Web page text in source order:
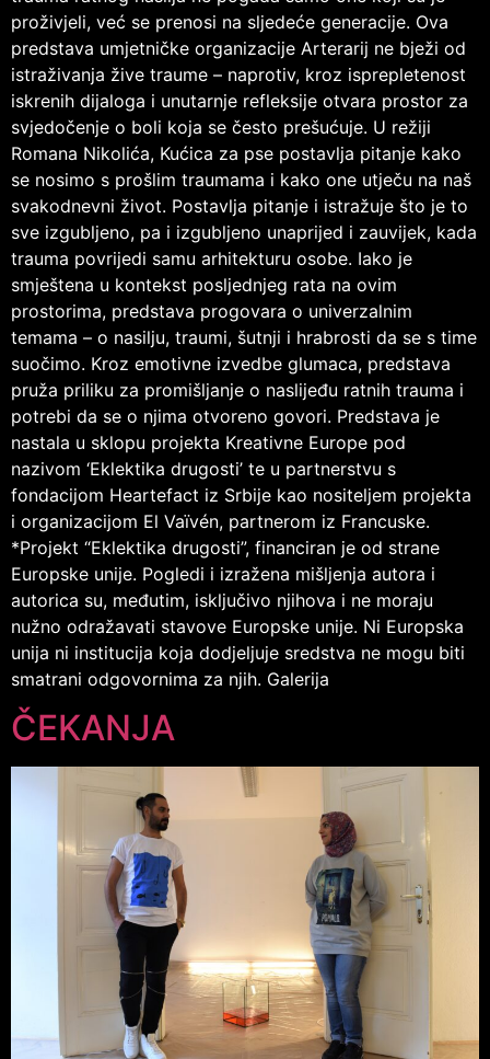
proživjeli, već se prenosi na sljedeće generacije. Ova
predstava umjetničke organizacije Arterarij ne bježi od
istraživanja žive traume – naprotiv, kroz isprepletenost
iskrenih dijaloga i unutarnje refleksije otvara prostor za
svjedočenje o boli koja se često prešućuje. U režiji
Romana Nikolića, Kućica za pse postavlja pitanje kako
se nosimo s prošlim traumama i kako one utječu na naš
svakodnevni život. Postavlja pitanje i istražuje što je to
sve izgubljeno, pa i izgubljeno unaprijed i zauvijek, kada
trauma povrijedi samu arhitekturu osobe. Iako je
smještena u kontekst posljednjeg rata na ovim
prostorima, predstava progovara o univerzalnim
temama – o nasilju, traumi, šutnji i hrabrosti da se s time
suočimo. Kroz emotivne izvedbe glumaca, predstava
pruža priliku za promišljanje o naslijeđu ratnih trauma i
potrebi da se o njima otvoreno govori. Predstava je
nastala u sklopu projekta Kreativne Europe pod
nazivom ‘Eklektika drugosti’ te u partnerstvu s
fondacijom Heartefact iz Srbije kao nositeljem projekta
i organizacijom El Vaïvén, partnerom iz Francuske.
*Projekt “Eklektika drugosti”, financiran je od strane
Europske unije. Pogledi i izražena mišljenja autora i
autorica su, međutim, isključivo njihova i ne moraju
nužno odražavati stavove Europske unije. Ni Europska
unija ni institucija koja dodjeljuje sredstva ne mogu biti
smatrani odgovornima za njih. Galerija
ČEKANJA